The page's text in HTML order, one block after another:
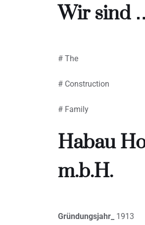
Wir sind
# The
# Construction
# Family
Habau
m.b.H.
Gründungsjahr_ 1913